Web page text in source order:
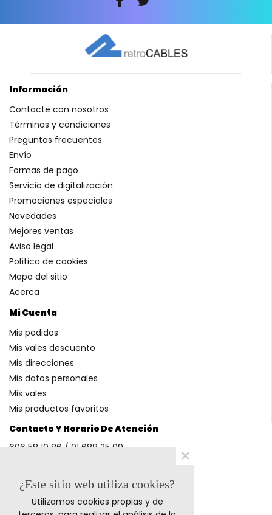
Contacto Y Horario De Atención
606 58 10 86 / 91 688 25 99
Métodos De Pago
Información
Contacte con nosotros
Términos y condiciones
Preguntas frecuentes
Envío
Formas de pago
Servicio de digitalización
Promociones especiales
Novedades
Mejores ventas
Aviso legal
Política de cookies
Mapa del sitio
Acerca
Mi Cuenta
Mis pedidos
Mis vales descuento
Mis direcciones
Mis datos personales
Mis vales
Mis productos favoritos
¿Este sitio web utiliza cookies?
Utilizamos cookies propias y de
×